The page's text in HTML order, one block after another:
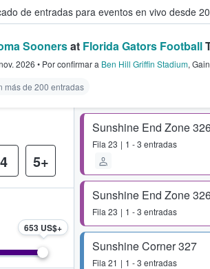
de entradas para eventos en vivo desde
compra y venta de
Soonersat Florida Gators Football
2026 • Por confirmara Ben Hill Griffin Stadium,
más de 200 entradas
Sunshine End Zone
Fila 23 1 - 3 entradas
Sunshine End Zone
Fila 23 1 - 3 entradas
Sunshine Corner 327
Fila 21
1 - 3 entradas
4 5+
653 US$